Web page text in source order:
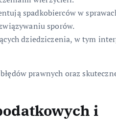
spadkobierców w
sporów.
dziedziczenia, w tym
prawnych oraz
i